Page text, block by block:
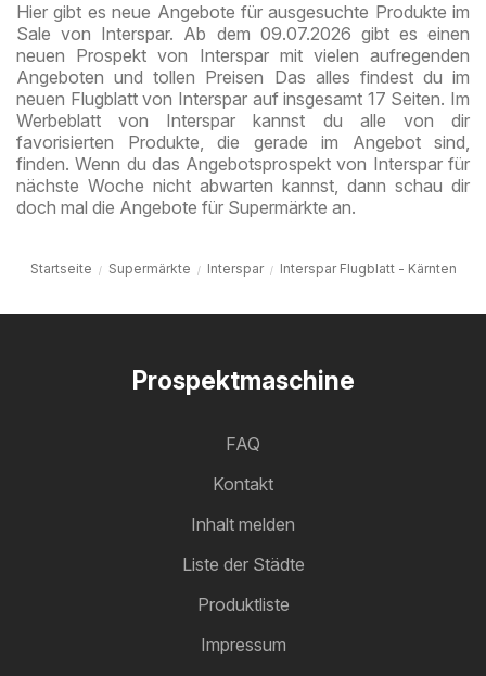
Hier gibt es neue Angebote für ausgesuchte Produkte im
Sale von Interspar. Ab dem 09.07.2026 gibt es einen
neuen Prospekt von Interspar mit vielen aufregenden
Angeboten und tollen Preisen Das alles findest du im
neuen Flugblatt von Interspar auf insgesamt 17 Seiten. Im
Werbeblatt von Interspar kannst du alle von dir
favorisierten Produkte, die gerade im Angebot sind,
finden. Wenn du das Angebotsprospekt von Interspar für
nächste Woche nicht abwarten kannst, dann schau dir
doch mal die Angebote für Supermärkte an.
Startseite Supermärkte Interspar Interspar Flugblatt - Kärnten
Prospektmaschine
FAQ
Kontakt
Inhalt melden
Liste der Städte
Produktliste
Impressum